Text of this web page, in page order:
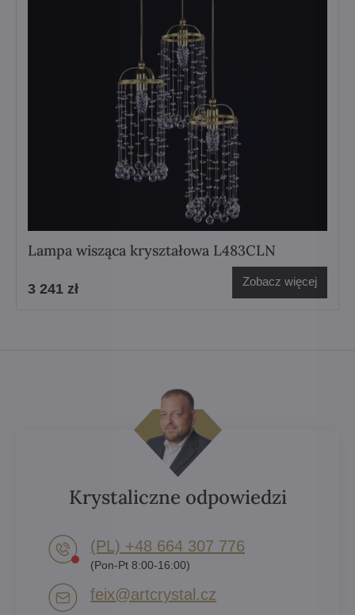
Lampa wisząca kryształowa L483CLN
3 241 zł Zobacz więcej
Krystaliczne odpowiedzi
(PL) +48 664 307 776
(Pon-Pt 8:00-16:00)
feix​@artcrystal​.cz